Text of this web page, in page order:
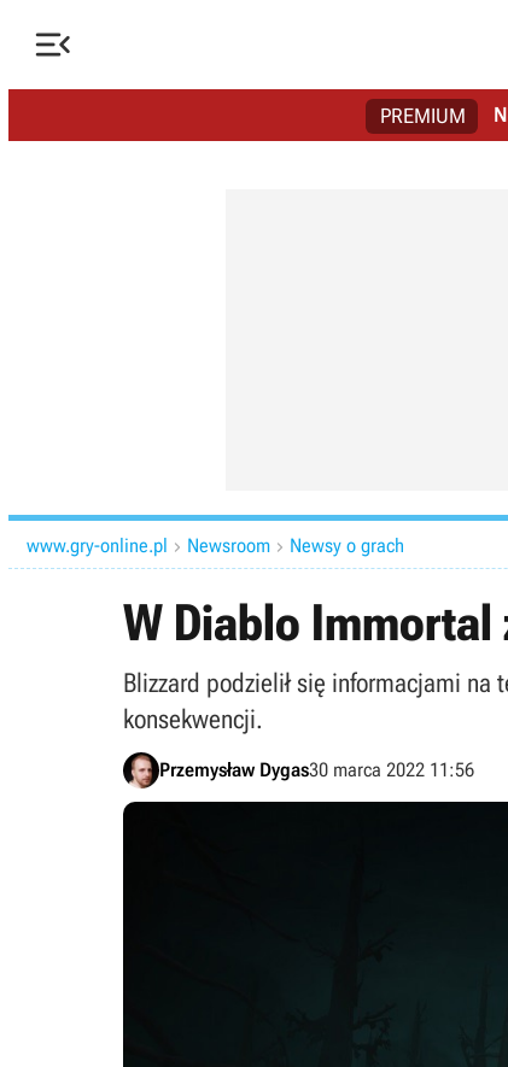

PREMIUM
www.gry-online.pl  Newsroom  Newsy o grach
W Diablo
Blizzard podzielił się informacjami
konsekwencji.
Przemysław Dygas30 marca 2022 11:56